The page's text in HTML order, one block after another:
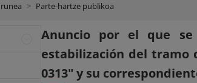
Parte-hartze publikoa
Anuncio por el que
estabilización del tramo
0313" y su